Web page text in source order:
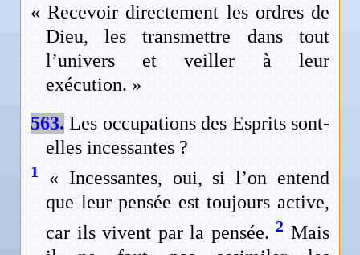
« Recevoir directement les ordres de
Dieu, les transmettre dans tout
l’univers et veiller à leur
exécution. »
563. Les occupations des Esprits sont-
elles incessantes ?
1
« Incessantes, oui, si l’on entend
que leur pensée est toujours active,
car ils vivent par la pensée.2 Mais